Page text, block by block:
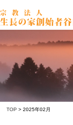
TOP > 2025年02月